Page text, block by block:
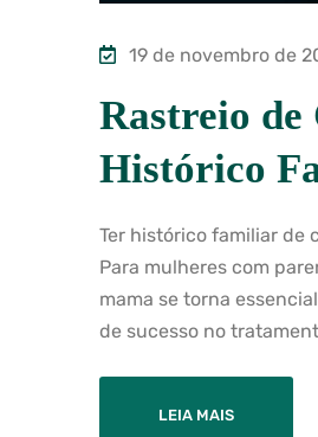
19 de novembro de
Rastreio de
Histórico
Ter histórico familiar de
Para mulheres com
mama se torna
de sucesso no
LEIA MAIS